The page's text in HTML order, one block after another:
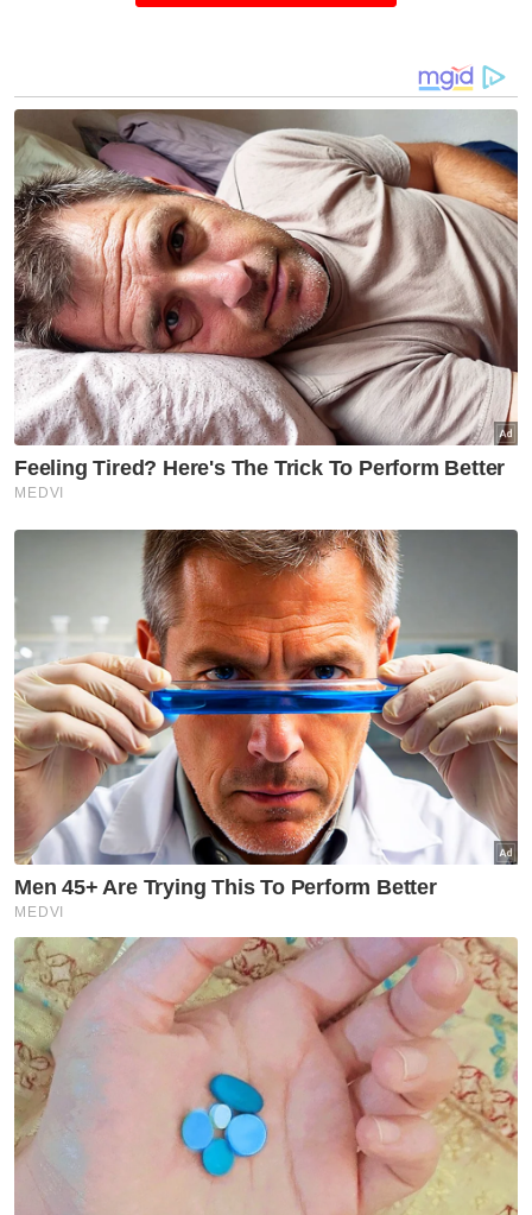
"Polis akan mengambil langkah proaktif
terhadap setiap perlakuan jenayah yang
menimbulkan kegusaran bagi memastikan
daerah ini selamat," katanya.
Video tular memaparkan seorang lelaki
berkelakuan berang dan bertindak
memecahkan alat permainan yang berada di
situ.
Nak berita-berita terkini dengan lebih pantas?
https://whatsapp.com/channel/
Artikel Berkaitan:
Rusuhan di Genting Highlands, polis kesan lapan
individu
Polis siasat individu hina Islam, PDRM
Polis siasat kes gaduh pelajar dua sekolah di Rawang
Muat turun aplikasi Sinar Harian. Klik di sini!
Video Tular
Polis
Fun Fair
Bergaduh